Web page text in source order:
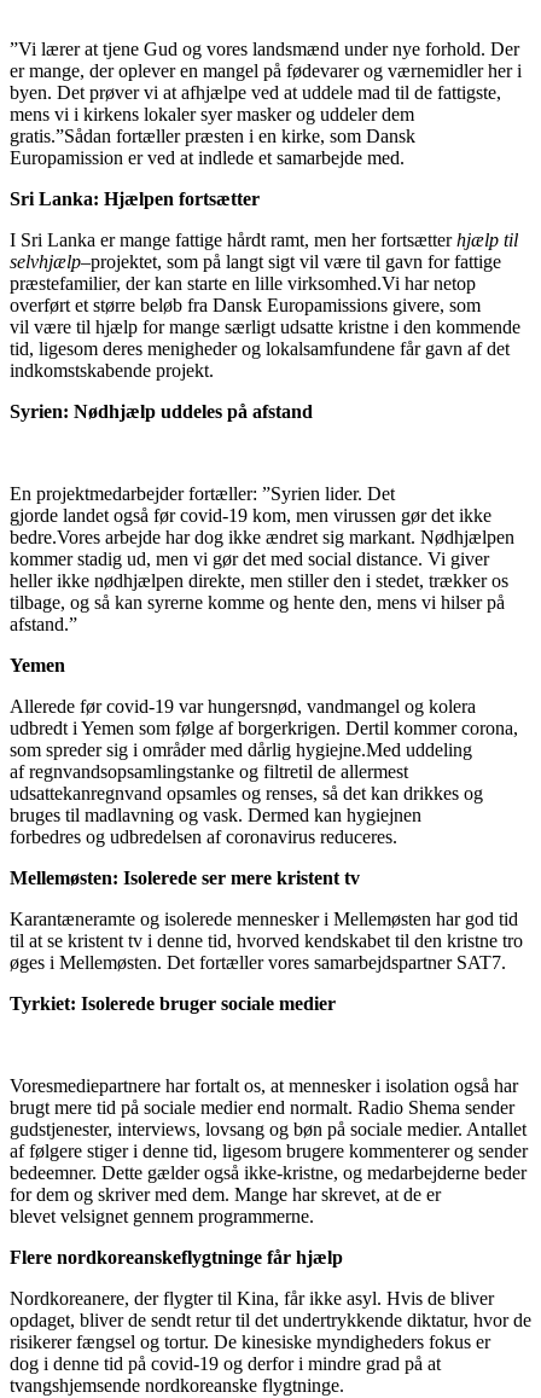
”Vi lærer at tjene Gud og vores landsmænd under nye forhold. Der
er mange, der oplever en mangel på fødevarer og værnemidler her i
byen. Det prøver vi at afhjælpe ved at uddele mad til de fattigste,
mens vi i kirkens lokaler syer masker og uddeler dem
gratis.”Sådan fortæller præsten i en kirke, som Dansk
Europamission er ved at indlede et samarbejde med.
Sri Lanka: Hjælpen fortsætter
I Sri Lanka er mange fattige hårdt ramt, men herfortsætterhjælp til
selvhjælp–projektet, som på langt sigt vil være til gavn for fattige
præstefamilier, derkan starte en lille virksomhed.Vi harnetop
overført et større beløb fra Dansk Europamissions givere, som
vil være til hjælp formange særligtudsatte kristne i den kommende
tid, ligesom deres menigheder og lokalsamfundene får gavn af det
indkomstskabende projekt.
Syrien: Nødhjælp uddeles på afstand
En projektmedarbejder fortæller: ”Syrien lider. Det
gjorde landetogså førcovid-19 kom, men virussen gør det ikke
bedre.Vores arbejde hardog ikke ændret sig markant. Nødhjælpen
kommerstadig ud, men vi gør det med social distance. Vi giver
heller ikke nødhjælpen direkte, men stiller den i stedet, trækker os
tilbage, og så kan syrerne komme og hente den, mens vi hilser på
afstand.”
Yemen
Allerede før covid-19 var hungersnød, vandmangel og kolera
udbredt i Yemen som følge af borgerkrigen. Dertil kommercorona,
som spreder sig i områder med dårlig hygiejne.Med uddeling
afregnvandsopsamlingstanke og filtretil de allermest
udsattekanregnvand opsamles og renses, så det kan drikkes og
bruges til madlavning og vask. Dermed kan hygiejnen
forbedres og udbredelsen afcoronavirus reduceres.
Mellemøsten: Isolerede ser mere kristenttv
Karantæneramte og isolerede menneskeri Mellemøsten har god tid
til at se kristent tv i denne tid, hvorved kendskabet til den kristne tro
øges i Mellemøsten. Det fortæller vores samarbejdspartner SAT7.
Tyrkiet: Isolerede bruger sociale medier
Voresmediepartnere har fortalt os, at mennesker i isolation også har
brugt mere tid på sociale medier end normalt. Radio Shema sender
gudstjenester, interviews, lovsang og bøn på sociale medier. Antallet
af følgere stiger i denne tid, ligesom brugere kommenterer og sender
bedeemner. Dette gælderogså ikke-kristne, og medarbejderne beder
for dem og skrivermed dem. Mange har skrevet, at de er
blevetvelsignet gennem programmerne.
Flere nordkoreanskeflygtninge får hjælp
Nordkoreanere, der flygter til Kina, får ikke asyl. Hvis de bliver
opdaget, bliver de sendt retur til det undertrykkende diktatur, hvor de
risikerer fængsel og tortur. De kinesiske myndigheders fokus er
dog i denne tid på covid-19 og derfor i mindre grad på at
tvangshjemsende nordkoreanske flygtninge.